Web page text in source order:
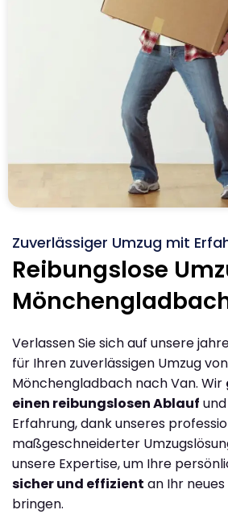
Zuverlässiger Umzug mit
Reibungslose
Verlassen Sie sich auf unsere
für Ihren zuverlässigen Umzug von
Mönchengladbach nach Van. Wir
einen reibungslosen Ablauf
Erfahrung, dank unseres
maßgeschneiderter
unsere Expertise, um Ihre
sicher und effizient an Ihr neues
bringen.